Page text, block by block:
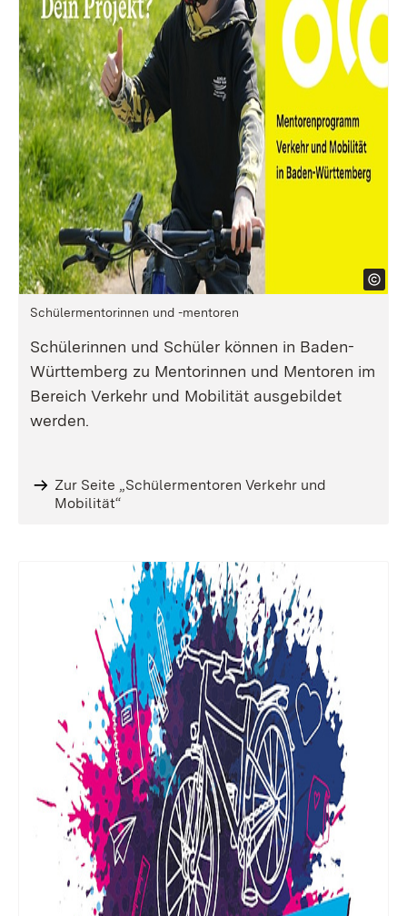
Schülermentorinnen und -mentoren
Schülerinnen und Schüler können in Baden-
Württemberg zu Mentorinnen und Mentoren im
Bereich Verkehr und Mobilität ausgebildet
werden.
Zur Seite „Schülermentoren Verkehr und
Mobilität“